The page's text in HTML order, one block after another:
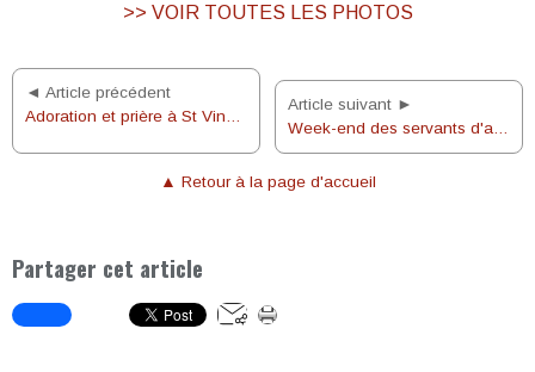
>> VOIR TOUTES LES PHOTOS
◄ Article précédent
Adoration et prière à St Vincent de Paul
Article suivant ►
Week-end des servants d'autel
▲ Retour à la page d'accueil
Partager cet article